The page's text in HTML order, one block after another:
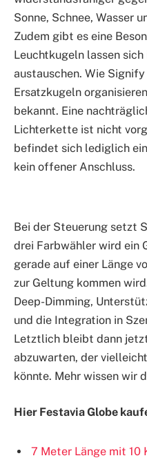
Sonne, Schnee, Wasser
Zudem gibt es eine
Leuchtkugeln lassen
austauschen. Wie
Ersatzkugeln
bekannt. Eine
Lichterkette ist nicht
befindet sich lediglich
kein offener Anschluss.
Bei der Steuerung setzt
drei Farbwähler wird ein
gerade auf einer Länge
zur Geltung kommen
Deep-Dimming,
und die Integration in
Letztlich bleibt dann
abzuwarten, der
könnte. Mehr wissen wir
Hier Festavia Globe
7 Meter Länge mit 10